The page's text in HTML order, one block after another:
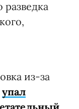
разведка
из-за
упал